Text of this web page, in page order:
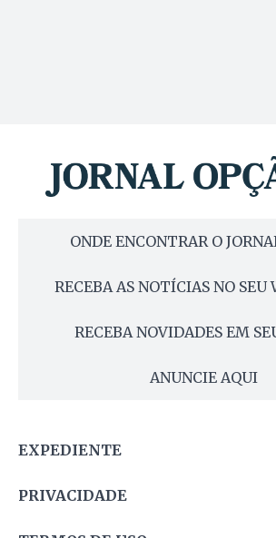
ONDE ENCONTRAR O
RECEBA AS NOTÍCIAS NO SEU
RECEBA NOVIDADES EM
ANUNCIE AQUI
EXPEDIENTE
PRIVACIDADE